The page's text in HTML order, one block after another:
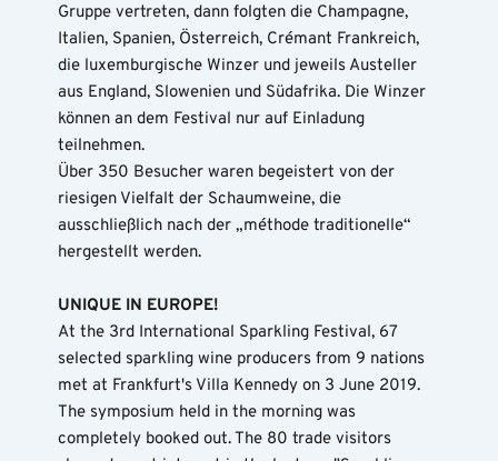
Gruppe vertreten, dann folgten die Champagne,
Italien, Spanien, Österreich, Crémant Frankreich,
die luxemburgische Winzer und jeweils Austeller
aus England, Slowenien und Südafrika. Die Winzer
können an dem Festival nur auf Einladung
teilnehmen.
Über 350 Besucher waren begeistert von der
riesigen Vielfalt der Schaumweine, die
ausschließlich nach der „méthode traditionelle“
hergestellt werden.
UNIQUE IN EUROPE!
At the 3rd International Sparkling Festival, 67
selected sparkling wine producers from 9 nations
met at Frankfurt's Villa Kennedy on 3 June 2019.
The symposium held in the morning was
completely booked out. The 80 trade visitors